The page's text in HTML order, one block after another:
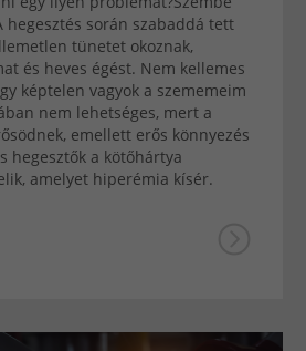
hegesztés során szabaddá tett
tünetet okoznak,
és heves égést. Nem kellemes
képtelen vagyok a szememeim
nem lehetséges, mert a
emellett erős könnyezés
hegesztők a kötőhártya
amelyet hiperémia kísér.